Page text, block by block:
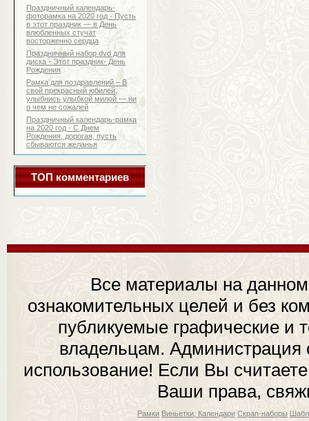
Праздничный календарь-
фоторамка на 2020 год - Пусть
в этот праздник — в День
влюбленных стучат
восторженно сердца
Праздничный набор dvd для
диска - Этот праздник- День
Рождения
Рамка для поздравлений – В
свой прекрасный юбилей,
улыбнись улыбкой милой — ни
о чем не сожалей
Праздничный календарь-рамка
на 2020 год - С Днем
Рождения, дорогая, пусть
сбываются желанья
ТОП комментариев
Все материалы на
ознакомительных целей и без
публикуемые графические и
владельцам. Администрация
использование! Если Вы
Ваши права,
Рамки Виньетки, Календари Скрап-наборы